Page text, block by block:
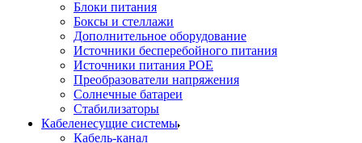
Блоки питания
Боксы и стеллажи
Дополнительное оборудование
Источники бесперебойного питания
Источники питания POE
Преобразователи напряжения
Солнечные батареи
Стабилизаторы
Кабеленесущие системы
Кабель-канал